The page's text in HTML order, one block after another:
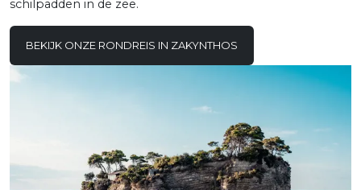
schilpadden in de zee.
BEKIJK ONZE RONDREIS IN ZAKYNTHOS